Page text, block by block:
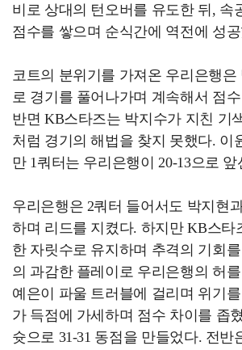
비로 상대의 턴오버를 유도한 뒤, 속
점수를 쌓으며 순식간에 역전에 성
코트의 분위기를 가져온 우리은행은
로 경기를 풀어나가며 계속해서 점
반면 KB스타즈는 박지수가 지친 기
처럼 경기의 해법을 찾지 못했다. 이
만 1쿼터는 우리은행이 20-13으로
우리은행은 2쿼터 들어서도 박지현
하며 리드를 지켰다. 하지만 KB스타
한 자릿수로 유지하며 추격의 기회
의 과감한 플레이로 우리은행의 허
예은이 파울 트러블에 걸리며 위기
가 득점에 가세하며 점수 차이를 좁
슛으로 31-31 동점을 만들었다. 전반